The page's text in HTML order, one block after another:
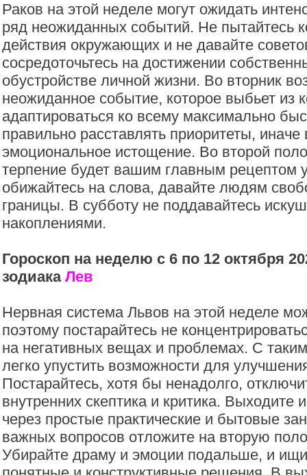
Раков на этой неделе могут ожидать
ряд неожиданных событий. Не пытайтесь
действия окружающих и не давайте
сосредоточьтесь на достижении
обустройстве личной жизни. Во вторник
неожиданное событие, которое выбьет из
адаптироваться ко всему максимально
правильно расставлять приоритеты,
эмоциональное истощение. Во второй
терпение будет вашим главным рецептом
обижайтесь на слова, давайте людям
границы. В субботу не поддавайтесь
накоплениями.
Гороскоп на неделю с 6 по 12 октября
зодиака Лев
Нервная система Львов на этой неделе
поэтому постарайтесь не
на негативных вещах и проблемах. С
легко упустить возможности для
Постарайтесь, хотя бы ненадолго,
внутренних скептика и критика. Выходите
через простые практические и бытовые
важных вопросов отложите на вторую
Убирайте драму и эмоции подальше, и